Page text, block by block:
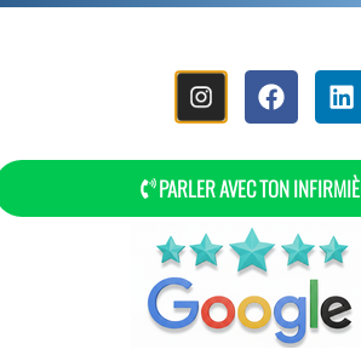
PARLER AVEC TON